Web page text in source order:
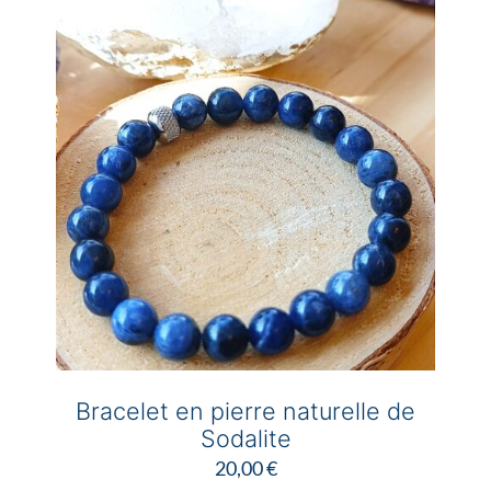
Les
options
peuvent
être
choisies
sur
la
page
du
produit
Bracelet en pierre naturelle de
Sodalite
20,00€